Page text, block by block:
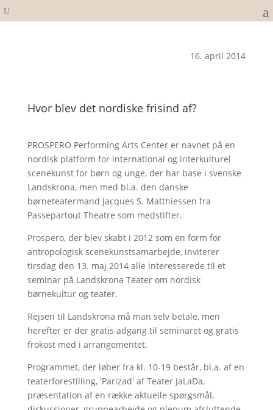
16. april 2014
Hvor blev det nordiske frisind af?
PROSPERO Performing Arts Center er navnet på en
nordisk platform for international og interkulturel
scenekunst for børn og unge, der har base i svenske
Landskrona, men med bl.a. den danske
børneteatermand Jacques S. Matthiessen fra
Passepartout Theatre som medstifter.
Prospero, der blev skabt i 2012 som en form for
antropologisk scenekunstsamarbejde, inviterer
tirsdag den 13. maj 2014 alle interesserede til et
seminar på Landskrona Teater om nordisk
børnekultur og teater.
Rejsen til Landskrona må man selv betale, men
herefter er der gratis adgang til seminaret og gratis
frokost med i arrangementet.
Programmet, der løber fra kl. 10-19 består, bl.a. af en
teaterforestilling, 'Parizad' af Teater JaLaDa,
præsentation af en række aktuelle spørgsmål,